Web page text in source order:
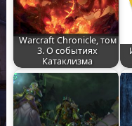
Warcraft Chronicle, том
3. О событиях
Катаклизма